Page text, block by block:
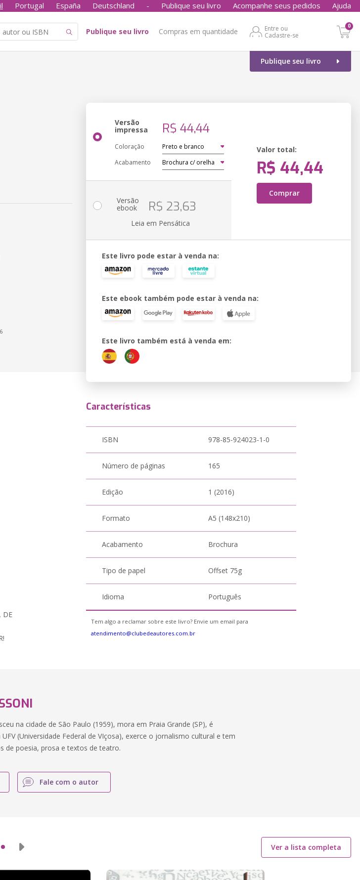
Portugal España Deutschland - Publique seu livro Acompanhe seus pedidos Ajuda
Publique seu livro Compras em quantidade
Entre ou
Cadastre-se
0
Publique seu livro
Versão
impressa R$ 44,44
Coloração
Acabamento
Valor total:
R$ 44,44
Comprar
Versão
ebook R$ 23,63
Leia em Pensática
Este livro pode estar à venda na:
Este ebook também pode estar à venda na:
Este livro também está à venda em:
DE
Características
ISBN 978-85-924023-1-0
Número de páginas 165
Edição 1 (2016)
Formato A5 (148x210)
Acabamento Brochura
Tipo de papel Offset 75g
Idioma Português
Tem algo a reclamar sobre este livro? Envie um email para
atendimento@clubedeautores.com.br
na cidade de São Paulo (1959), mora em Praia Grande (SP), é
(Universidade Federal de VIçosa), exerce o jornalismo cultural e tem
de poesia, prosa e textos de teatro.
Fale com o autor
Ver a lista completa